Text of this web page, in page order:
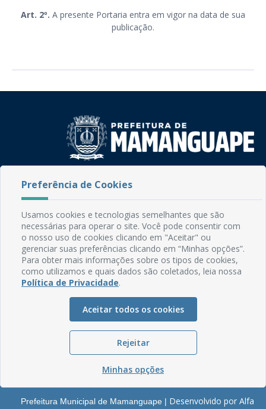
Art. 2º. A presente Portaria entra em vigor na data de sua
publicação.
Rua do Imperador, 78, Centro
Email: comunicacao@mamanguape.pb.gov.br
Expediente: Segunda à Sexta, das 08h às 13h
Mapa do Site
Perguntas frequentes
Glossário
Serviços Internos
Prefeitura Municipal de Mamanguape | Desenvolvido por Alfa
Preferência de Cookies
Usamos cookies e tecnologias semelhantes que são
necessárias para operar o site. Você pode consentir com
o nosso uso de cookies clicando em "Aceitar" ou
gerenciar suas preferências clicando em “Minhas opções”.
Para obter mais informações sobre os tipos de cookies,
como utilizamos e quais dados são coletados, leia nossa
Política de Privacidade.
Aceitar todos os cookies
Rejeitar
Minhas opções